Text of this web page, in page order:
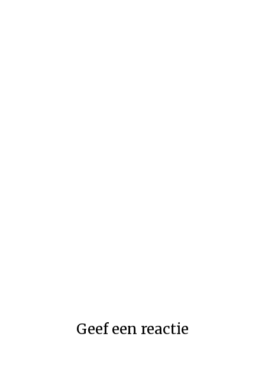
Geef een reactie